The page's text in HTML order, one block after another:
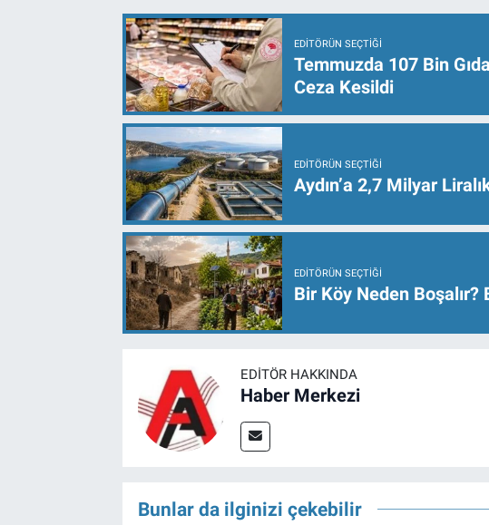
EDITÖRÜN SEÇTIĞI
Temmuzda 107 Bin
Ceza Kesildi
EDITÖRÜN SEÇTIĞI
Aydın’a 2,7 Milyar
EDITÖRÜN SEÇTIĞI
Bir Köy Neden Boşalır?
EDITÖR HAKKINDA
Haber Merkezi
Bunlar da ilginizi çekebilir